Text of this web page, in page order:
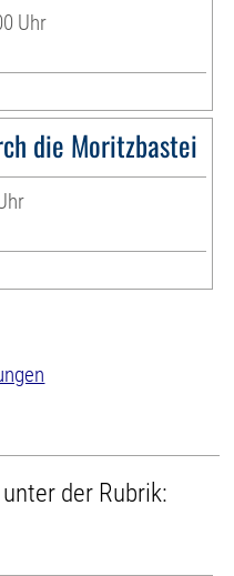
Uhr
die Moritzbastei
der Rubrik: